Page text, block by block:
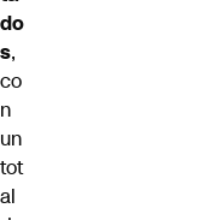
do
s,
co
n
un
tot
al